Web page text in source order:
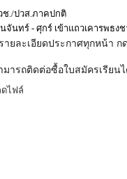
ช./ปวส.ภาคปกติ
จันทร์ - ศุกร์ เข้าแถวเคารพธงช
ายละเอียดประกาศทุกหน้า
ารถติดต่อซื้อใบสมัครเรียน
ไฟล์